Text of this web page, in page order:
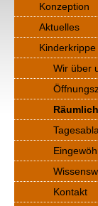
Konzeption
Aktuelles
Kinderkrippe
Wir über
Kontakt